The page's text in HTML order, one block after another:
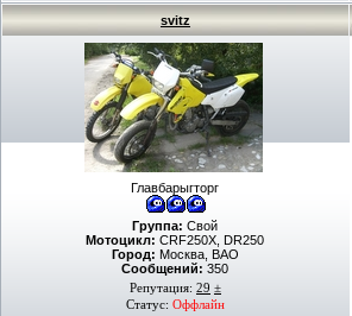
svitz
Главбарыгторг
Группа: Свой
Мотоцикл: CRF250X, DR250
Город: Москва, ВАО
Сообщений: 350
Репутация: 29 ±
Статус: Оффлайн